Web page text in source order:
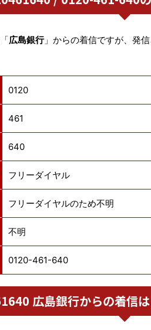
広島銀行」からの着信ですが、発
0120
461
640
フリーダイヤル
フリーダイヤルのため不明
不明
0120-461-640
広島銀行からの着信